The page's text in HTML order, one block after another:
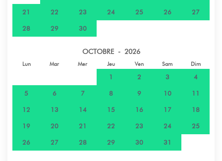
21 22 23 24 25 26 27
28 29 30
OCTOBRE - 2026
Lun Mar Mer Jeu Ven Sam Dim
1 2 3 4
5 6 7 8 9 10 11
12 13 14 15 16 17 18
19 20 21 22 23 24 25
26 27 28 29 30 31